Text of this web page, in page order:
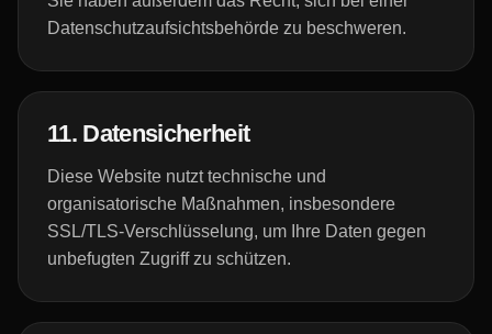
Datenschutzaufsichtsbehörde zu beschweren.
11. Datensicherheit
Diese Website nutzt technische und
organisatorische Maßnahmen, insbesondere
SSL/TLS-Verschlüsselung, um Ihre Daten gegen
unbefugten Zugriff zu schützen.